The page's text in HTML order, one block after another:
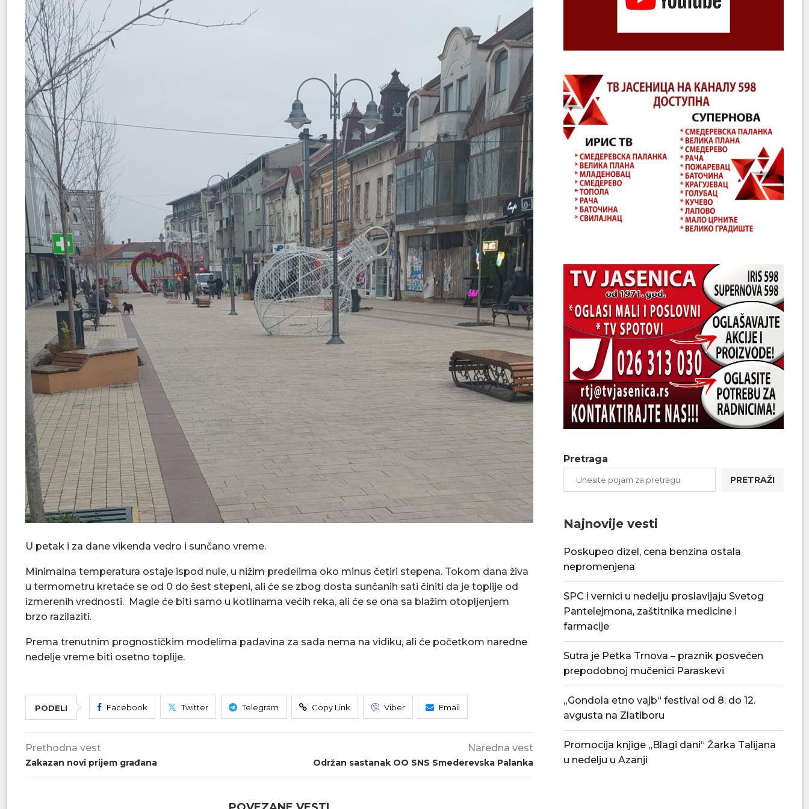
U petak i za dane vikenda vedro i sunčano vreme.
Minimalna temperatura ostaje ispod nule, u nižim predelima oko minus četiri stepena. Tokom dana živa
u termometru kretaće se od 0 do šest stepeni, ali će se zbog dosta sunčanih sati činiti da je toplije od
izmerenih vrednosti. Magle će biti samo u kotlinama većih reka, ali će se ona sa blažim otopljenjem
brzo razilaziti.
Prema trenutnim prognostičkim modelima padavina za sada nema na vidiku, ali će početkom naredne
nedelje vreme biti osetno toplije.
PODELI Facebook Twitter Telegram Copy Link Viber Email
Prethodna vest
Zakazan novi prijem građana
Naredna vest
Održan sastanak OO SNS Smederevska Palanka
Pretraga
PRETRAŽI
Najnovije vesti
Poskupeo dizel, cena benzina ostala
nepromenjena
SPC i vernici u nedelju proslavljaju Svetog
Pantelejmona, zaštitnika medicine i
farmacije
Sutra je Petka Trnova – praznik posvećen
prepodobnoj mučenici Paraskevi
„Gondola etno vajb“ festival od 8. do 12.
avgusta na Zlatiboru
Promocija knjige „Blagi dani“ Žarka Talijana
u nedelju u Azanji